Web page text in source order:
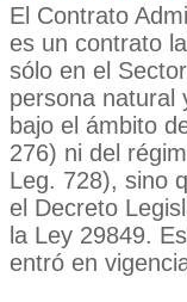
El Contrato
es un contrato
sólo en el
persona natural
bajo el ámbito
276) ni del
Leg. 728), sino
el Decreto
la Ley 29849.
entró en